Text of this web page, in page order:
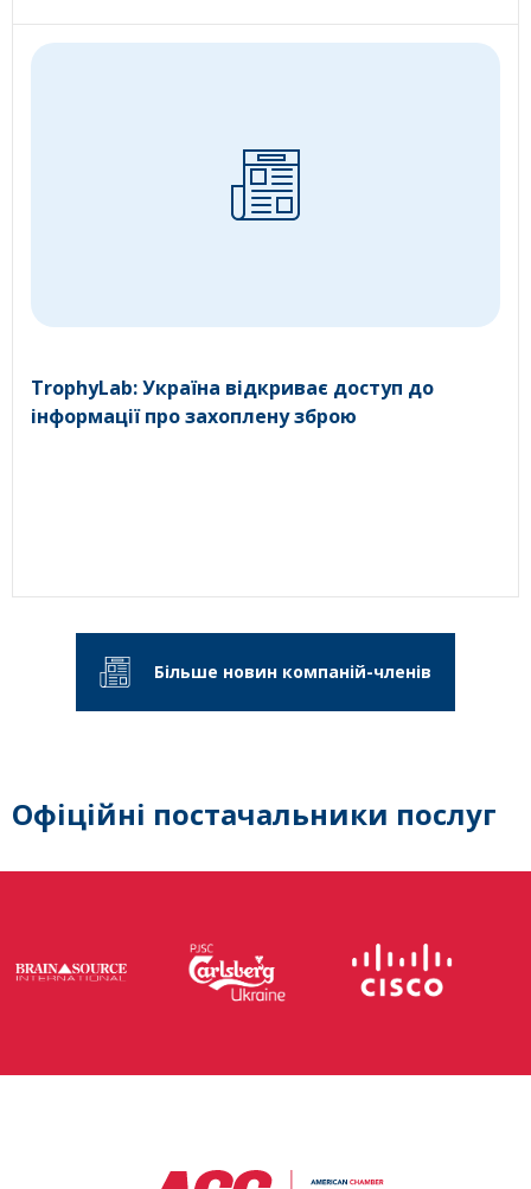
TrophyLab: Україна відкриває доступ до
інформації про захоплену зброю
Більше новин компаній-членів
Офіційні постачальники послуг